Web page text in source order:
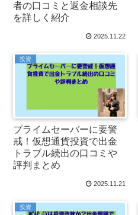
者の口コミと返金相談先
を詳しく紹介
2025.11.22
投資
プライムセーバーに要警
戒！仮想通貨投資で出金
トラブル続出の口コミや
評判まとめ
2025.11.21
投資